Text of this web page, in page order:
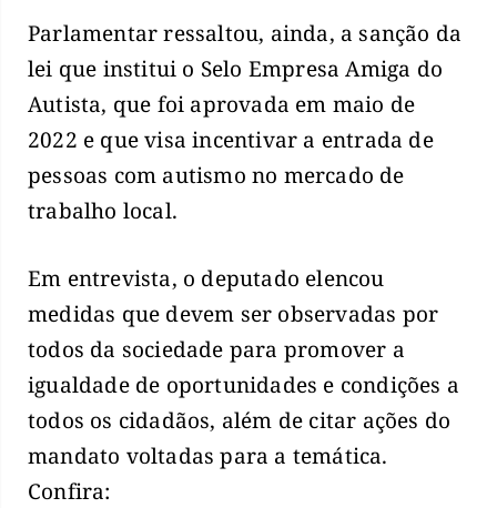
Parlamentar ressaltou, ainda, a sanção da
lei que institui o Selo Empresa Amiga do
Autista, que foi aprovada em maio de
2022 e que visa incentivar a entrada de
pessoas com autismo no mercado de
trabalho local.
Em entrevista, o deputado elencou
medidas que devem ser observadas por
todos da sociedade para promover a
igualdade de oportunidades e condições a
todos os cidadãos, além de citar ações do
mandato voltadas para a temática.
Confira: